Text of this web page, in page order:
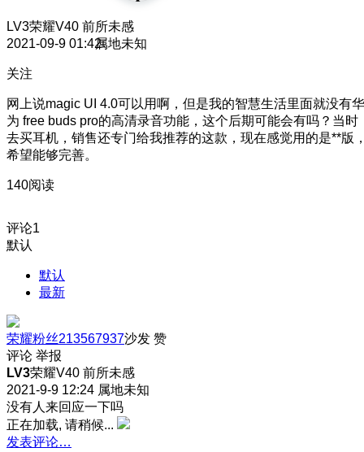
LV3荣耀V40 前所未感
2021-09-9 01:42属地未知
关注
网上说magic UI 4.0可以用啊，但是我的智慧生活里面就没有华
为 free buds pro的高清录音功能，这个后期可能会有吗？当时
去买耳机，销售还专门给我推荐的这款，现在感觉用的是**版
希望能够完善。
140阅读
评论1
默认
默认
最新
荣耀粉丝213567937沙发 赞
评论 举报
LV3荣耀V40 前所未感
2021-9-9 12:24 属地未知
没有人来回应一下吗
正在加载, 请稍候...
发表评论…